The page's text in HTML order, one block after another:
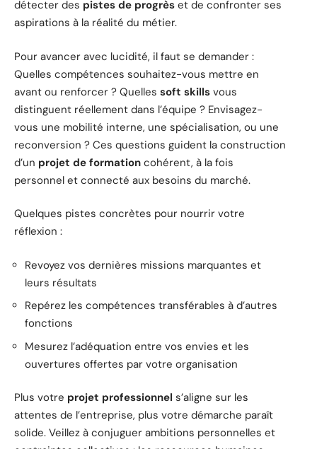
détecter des pistes de progrès et de confronter ses
aspirations à la réalité du métier.
Pour avancer avec lucidité, il faut se demander :
Quelles compétences souhaitez-vous mettre en
avant ou renforcer ? Quelles soft skills vous
distinguent réellement dans l’équipe ? Envisagez-
vous une mobilité interne, une spécialisation, ou une
reconversion ? Ces questions guident la construction
d’un projet de formation cohérent, à la fois
personnel et connecté aux besoins du marché.
Quelques pistes concrètes pour nourrir votre
réflexion :
Revoyez vos dernières missions marquantes et
leurs résultats
Repérez les compétences transférables à d’autres
fonctions
Mesurez l’adéquation entre vos envies et les
ouvertures offertes par votre organisation
Plus votre projet professionnel s’aligne sur les
attentes de l’entreprise, plus votre démarche paraît
solide. Veillez à conjuguer ambitions personnelles et